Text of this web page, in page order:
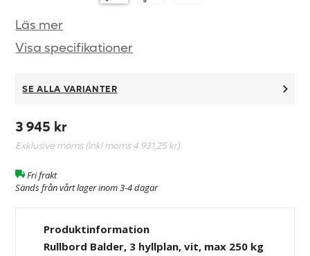
Läs mer
Visa specifikationer
SE ALLA VARIANTER
3 945 kr
Exklusive moms (Inkl moms4 931,25 kr)
Fri frakt
Sänds från vårt lager inom 3-4 dagar
Produktinformation
Rullbord Balder, 3 hyllplan, vit, max 250 kg